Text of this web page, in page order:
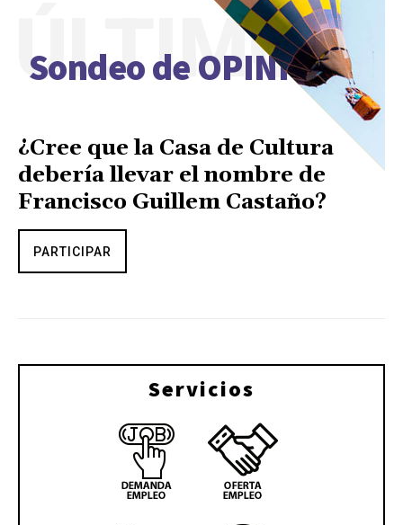
Sondeo de OPINIÓN
ÚLTIMO
¿Cree que la Casa de Cultura
debería llevar el nombre de
Francisco Guillem Castaño?
PARTICIPAR
Servicios